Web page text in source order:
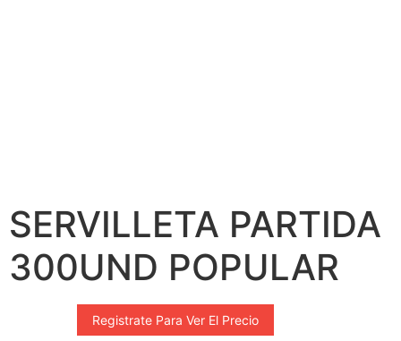
SERVILLETA PARTIDA
300UND POPULAR
Registrate Para Ver El Precio